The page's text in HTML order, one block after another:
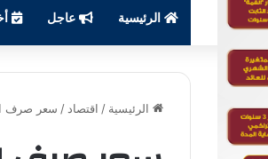
الرئيسية عاجل
الرئيسية / اقتصاد / سعر صرف